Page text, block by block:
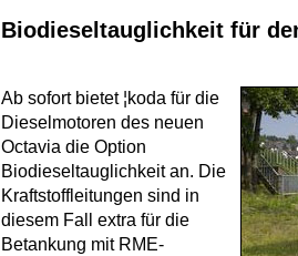
Biodieseltauglichkeit für
Ab sofort bietet ¦koda für die
Dieselmotoren des neuen
Octavia die Option
Biodieseltauglichkeit an. Die
Kraftstoffleitungen sind in
diesem Fall extra für die
Betankung mit RME-